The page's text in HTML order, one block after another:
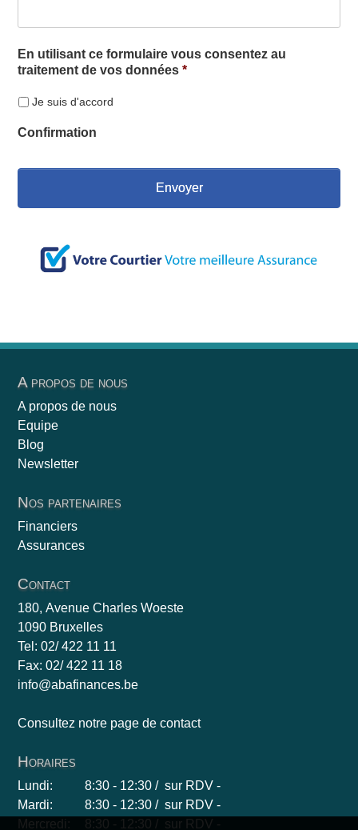
En utilisant ce formulaire vous consentez au
traitement de vos données *
Je suis d'accord
Confirmation
A propos de nous
A propos de nous
Equipe
Blog
Newsletter
Nos partenaires
Financiers
Assurances
Contact
180, Avenue Charles Woeste
1090 Bruxelles
Tel: 02/ 422 11 11
Fax: 02/ 422 11 18
info@abafinances.be
Consultez notre page de contact
Horaires
Lundi:
8:30 - 12:30 / sur RDV -
Mardi:
8:30 - 12:30 / sur RDV -
Mercredi:
8:30 - 12:30 / sur RDV -